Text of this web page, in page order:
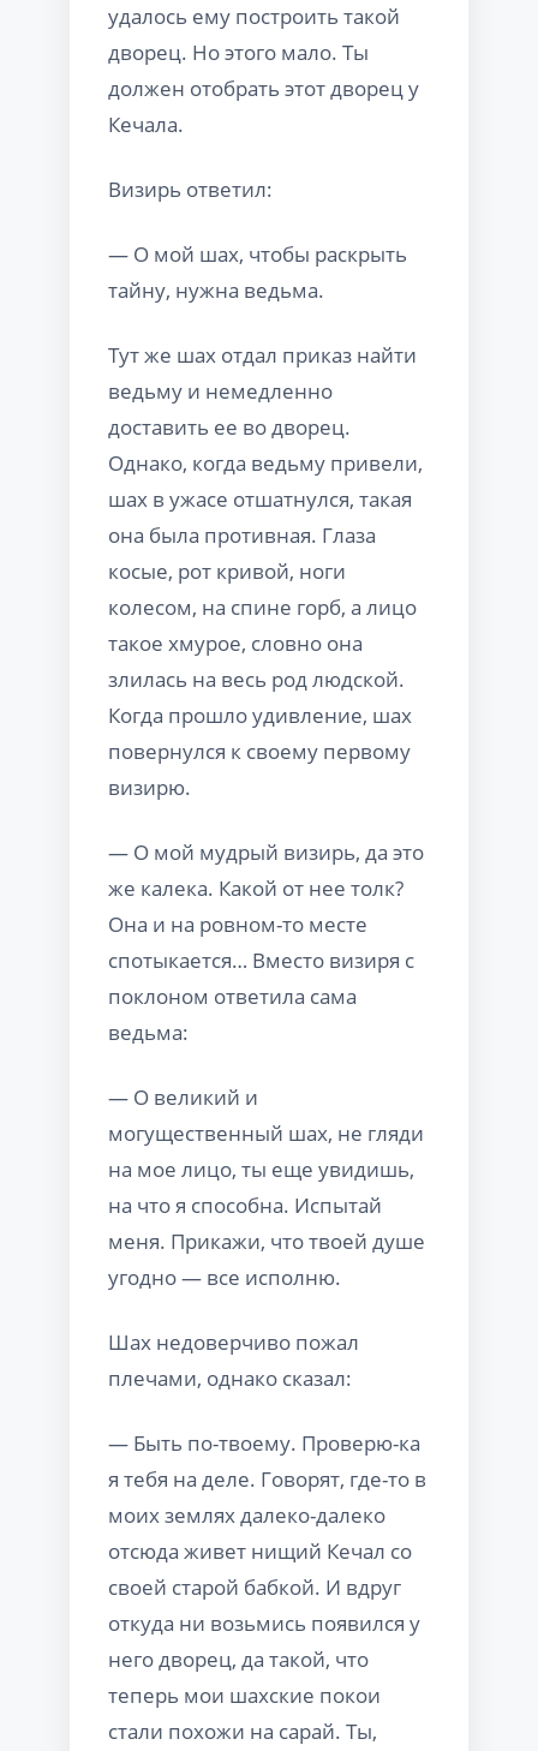
удалось ему построить такой
дворец. Но этого мало. Ты
должен отобрать этот дворец у
Кечала.
Визирь ответил:
— О мой шах, чтобы раскрыть
тайну, нужна ведьма.
Тут же шах отдал приказ найти
ведьму и немедленно
доставить ее во дворец.
Однако, когда ведьму привели,
шах в ужасе отшатнулся, такая
она была противная. Глаза
косые, рот кривой, ноги
колесом, на спине горб, а лицо
такое хмурое, словно она
злилась на весь род людской.
Когда прошло удивление, шах
повернулся к своему первому
визирю.
— О мой мудрый визирь, да это
же калека. Какой от нее толк?
Она и на ровном-то месте
спотыкается… Вместо визиря с
поклоном ответила сама
ведьма:
— О великий и
могущественный шах, не гляди
на мое лицо, ты еще увидишь,
на что я способна. Испытай
меня. Прикажи, что твоей душе
угодно — все исполню.
Шах недоверчиво пожал
плечами, однако сказал:
— Быть по-твоему. Проверю-ка
я тебя на деле. Говорят, где-то в
моих землях далеко-далеко
отсюда живет нищий Кечал со
своей старой бабкой. И вдруг
откуда ни возьмись появился у
него дворец, да такой, что
теперь мои шахские покои
стали похожи на сарай. Ты,